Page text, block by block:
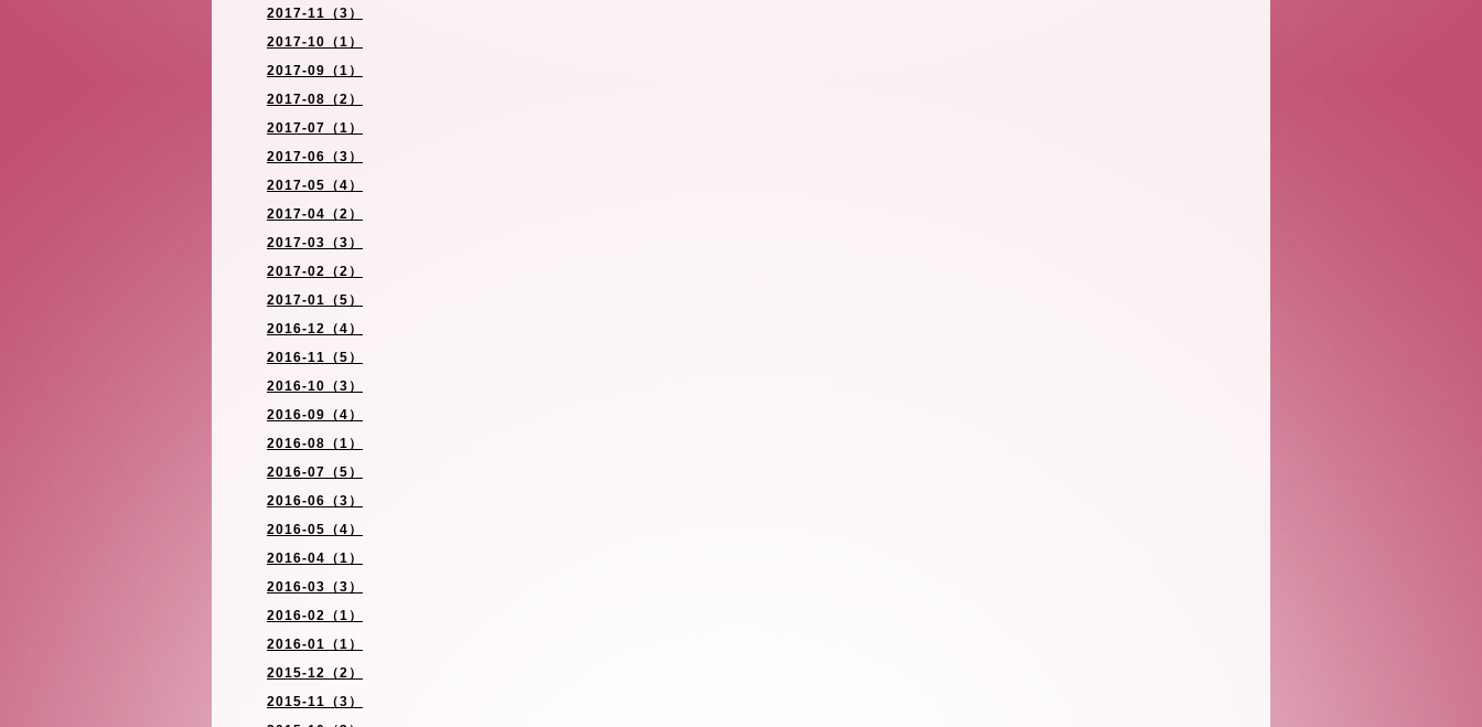
2017-11（3）
2017-10（1）
2017-09（1）
2017-08（2）
2017-07（1）
2017-06（3）
2017-05（4）
2017-04（2）
2017-03（3）
2017-02（2）
2017-01（5）
2016-12（4）
2016-11（5）
2016-10（3）
2016-09（4）
2016-08（1）
2016-07（5）
2016-06（3）
2016-05（4）
2016-04（1）
2016-03（3）
2016-02（1）
2016-01（1）
2015-12（2）
2015-11（3）